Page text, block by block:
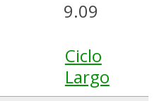
9.09
Ciclo
Largo